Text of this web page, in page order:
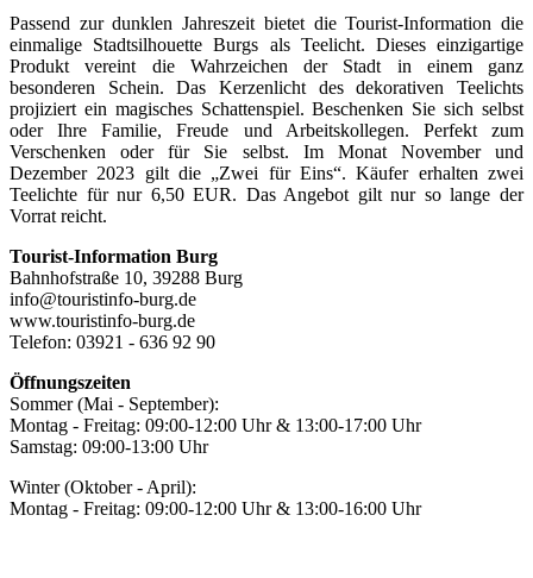
Passend zur dunklen Jahreszeit bietet die Tourist-Information die
einmalige Stadtsilhouette Burgs als Teelicht. Dieses einzigartige
Produkt vereint die Wahrzeichen der Stadt in einem ganz
besonderen Schein. Das Kerzenlicht des dekorativen Teelichts
projiziert ein magisches Schattenspiel. Beschenken Sie sich selbst
oder Ihre Familie, Freude und Arbeitskollegen. Perfekt zum
Verschenken oder für Sie selbst. Im Monat November und
Dezember 2023 gilt die „Zwei für Eins“. Käufer erhalten zwei
Teelichte für nur 6,50 EUR. Das Angebot gilt nur so lange der
Vorrat reicht.
Tourist-Information Burg
Bahnhofstraße 10, 39288 Burg
info@touristinfo-burg.de
www.touristinfo-burg.de
Telefon: 03921 - 636 92 90
Öffnungszeiten
Sommer (Mai - September):
Montag - Freitag: 09:00-12:00 Uhr & 13:00-17:00 Uhr
Samstag: 09:00-13:00 Uhr
Winter (Oktober - April):
Montag - Freitag: 09:00-12:00 Uhr & 13:00-16:00 Uhr